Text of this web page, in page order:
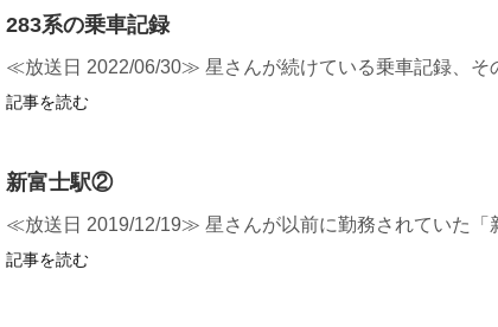
283系の乗車記録
≪放送日 2022/06/30≫ 星さんが続けている乗車記録、そ
記事を読む
新富士駅②
≪放送日 2019/12/19≫ 星さんが以前に勤務されていた「
記事を読む